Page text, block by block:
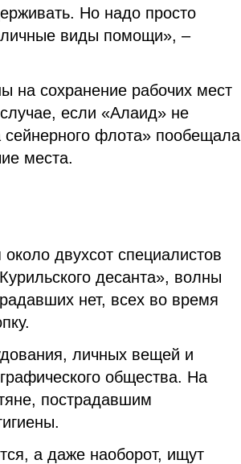
Но надо просто
виды помощи», –
на сохранение рабочих мест
если «Алаид» не
сейнерного флота» пообещала
места.
двухсот специалистов
десанта», волны
нет, всех во время
личных вещей и
общества. На
пострадавшим
а даже наоборот, ищут